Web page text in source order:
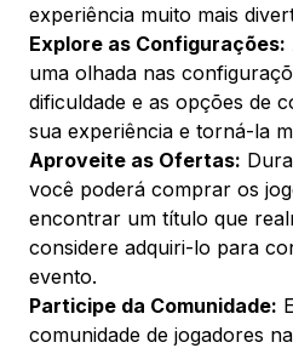
experiência muito mais
Explore as Configurações:
uma olhada nas
dificuldade e as opções de
sua experiência e torná-la
Aproveite as Ofertas:
você poderá comprar os
encontrar um título que
considere adquiri-lo para
evento.
Participe da Comunidade:
comunidade de jogadores